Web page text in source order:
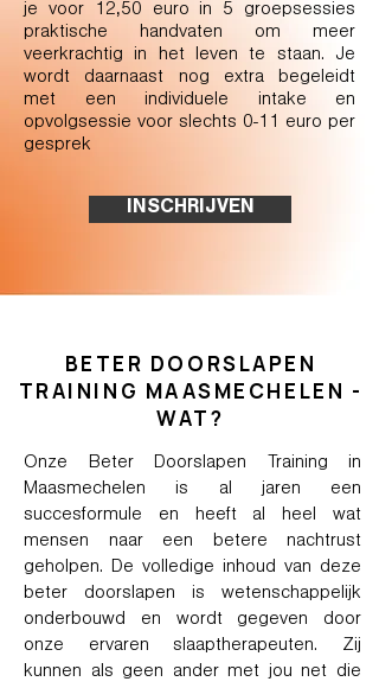
je voor 12,50 euro in 5 groepsessies
praktische handvaten om meer
veerkrachtig in het leven te staan. Je
wordt daarnaast nog extra begeleidt
met een individuele intake en
opvolgsessie voor slechts 0-11 euro per
gesprek
INSCHRIJVEN
BETER DOORSLAPEN
TRAINING MAASMECHELEN -
WAT?
Onze Beter Doorslapen Training in
Maasmechelen is al jaren een
succesformule en heeft al heel wat
mensen naar een betere nachtrust
geholpen. De volledige inhoud van deze
beter doorslapen is wetenschappelijk
onderbouwd en wordt gegeven door
onze ervaren slaaptherapeuten. Zij
kunnen als geen ander met jou net die